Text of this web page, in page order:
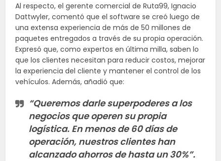
Al respecto, el gerente comercial de Ruta99, Ignacio
Dattwyler, comentó que el software se creó luego de
una extensa experiencia de más de 50 millones de
paquetes entregados a través de su propia operación.
Expresó que, como expertos en última milla, saben lo
que los clientes necesitan para reducir costos, mejorar
la experiencia del cliente y mantener el control de los
vehículos. Además, añadió que:
“Queremos darle superpoderes a los
negocios que operen su propia
logística. En menos de 60 días de
operación, nuestros clientes han
alcanzado ahorros de hasta un 30%”.